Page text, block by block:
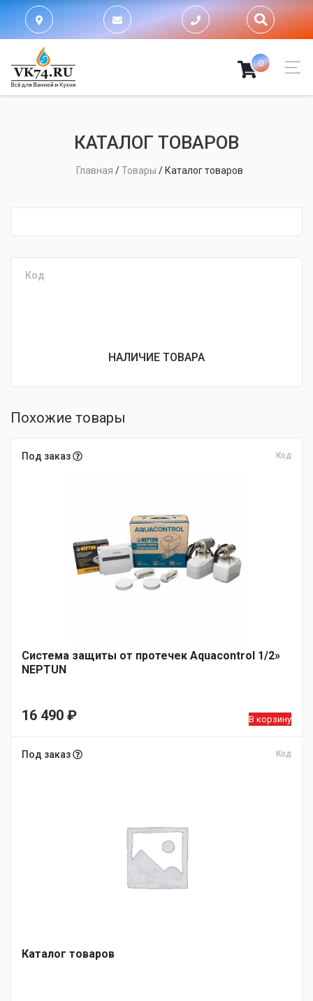
0
КАТАЛОГ ТОВАРОВ
Главная /Товары / Каталог товаров
Код
НАЛИЧИЕ ТОВАРА
Похожие товары
Под заказ Код
Система защиты от протечек Aquacontrol 1/2»
NEPTUN
16 490 ₽ В корзину
Под заказ Код
Каталог товаров